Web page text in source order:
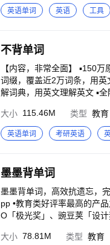
词变形全部搞定 【个性学习-记得牢】 •定制个性学习计划，适合自己最重要 •多种学习复习策略，听读写译一把抓 •加入
班级、同桌，完成学习奖励
英语单词 英语 工具
不背单词
【内容，非常全面】 ▪150
词缀，覆盖近2万词条，用
解词典，用英文理解英文 ▪
加粗显示考过的词义，常考
盖中考、高考、四六级、考研和专升本 【记忆，非常有效】 ▪艾宾浩斯记忆曲线，智
句，帮你理解单词在真实语
【坚持，非常容易】 ▪签到送酷币，组队打卡奖励更多 ▶不
词应用内：头像>更多设置>
大小 115.46M 类型 教育
英语单词 考研英语
墨墨背单词
墨墨背单词，高效抗遗忘，完美规划海量词汇记忆。 •全应用商
pp •教育类好评率最高的产品之一 •获得应用市场奖项如：华为「匠心奖」、OPPO「至美奖」、小米
O「极光奖」、豌豆荚「设计奖」
imizingSpacedRepetitionScheduling》 •墨墨首次将记忆预测与调度优化相结合，提
大小 78.81M 类型 教育